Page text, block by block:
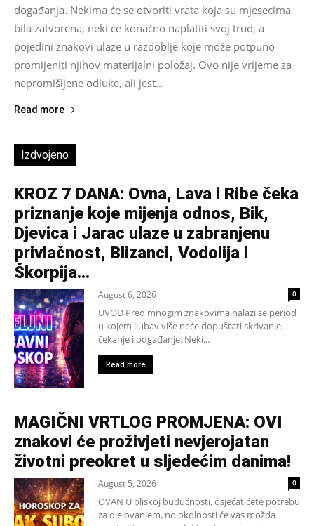
događanja. Nekima će se otvoriti vrata koja su mjesecima
bila zatvorena, neki će konačno naplatiti svoj trud, a
pojedini znakovi ulaze u razdoblje koje može potpuno
promijeniti njihov materijalni položaj. Ovo nije vrijeme za
nepromišljene odluke, ali jest...
Read more
Izdvojeno
KROZ 7 DANA: Ovna, Lava i Ribe čeka
priznanje koje mijenja odnos, Bik,
Djevica i Jarac ulaze u zabranjenu
privlačnost, Blizanci, Vodolija i
Škorpija...
August 6, 2026 0
UVOD Pred mnogim znakovima nalazi se period
u kojem ljubav više neće dopuštati skrivanje,
čekanje i odgađanje. Neki...
Read more
MAGIČNI VRTLOG PROMJENA: OVI
znakovi će proživjeti nevjerojatan
životni preokret u sljedećim danima!
August 5, 2026 0
OVAN U bliskoj budućnosti, osjećat ćete potrebu
za djelovanjem, no okolnosti će vas možda